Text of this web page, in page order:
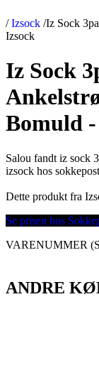
/ Izsock /Iz Sock
Izsock
Iz Sock
Bomuld
Salou fandt iz sock
izsock hos
Dette produkt fra
Se prisen hos
VARENUMMER
ANDRE